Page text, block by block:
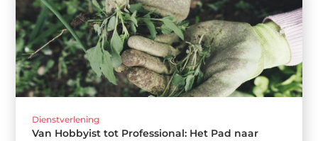
Dienstverlening
Van Hobbyist tot Professional: Het Pad naar